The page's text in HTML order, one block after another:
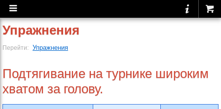
Упражнения
Перейти: Упражнения
Подтягивание на турнике широким
хватом за голову.